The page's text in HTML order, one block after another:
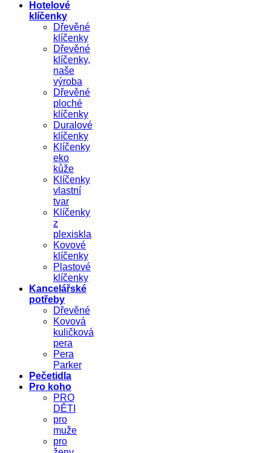
Hotelové
klíčenky
Dřevěné
klíčenky
Dřevěné
klíčenky,
naše
výroba
Dřevěné
ploché
klíčenky
Duralové
klíčenky
Klíčenky
eko
kůže
Klíčenky
vlastní
tvar
Klíčenky
z
plexiskla
Kovové
klíčenky
Plastové
klíčenky
Kancelářské
potřeby
Dřevěné
Kovová
kuličková
pera
Pera
Parker
Pečetidla
Pro koho
PRO
DĚTI
pro
muže
pro